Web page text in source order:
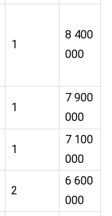
1
8 400
000
1
7 900
000
1
7 100
000
2
6 600
000